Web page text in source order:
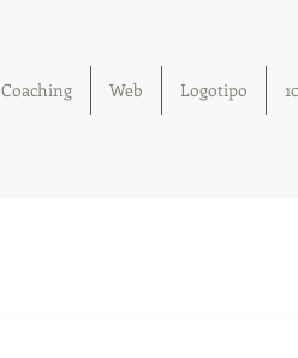
Coaching Web Logotipo